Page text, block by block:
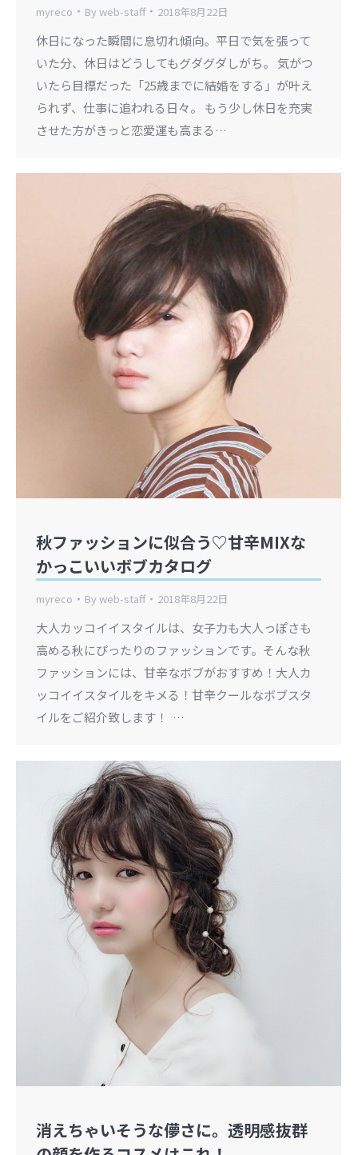
myreco Byweb-staff 2018年8月22日
休日になった瞬間に息切れ傾向。平日で気を張って
いた分、休日はどうしてもグダグダしがち。 気がつ
いたら目標だった「25歳までに結婚をする」が叶え
られず、仕事に追われる日々。 もう少し休日を充実
させた方がきっと恋愛運も高まる…
秋ファッションに似合う♡甘辛MIXな
かっこいいボブカタログ
myreco Byweb-staff 2018年8月22日
大人カッコイイスタイルは、女子力も大人っぽさも
高める秋にぴったりのファッションです。そんな秋
ファッションには、甘辛なボブがおすすめ！大人カ
ッコイイスタイルをキメる！甘辛クールなボブスタ
イルをご紹介致します！ …
消えちゃいそうな儚さに。透明感抜群